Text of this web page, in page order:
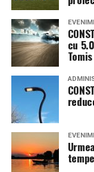
Tropic Thunder
Pentru cei care
senzuale, Tropic
diferită.
Smochina
construiesc o
soare și de
parfum care
notelor cremoase
de vară.
cu
Tomis